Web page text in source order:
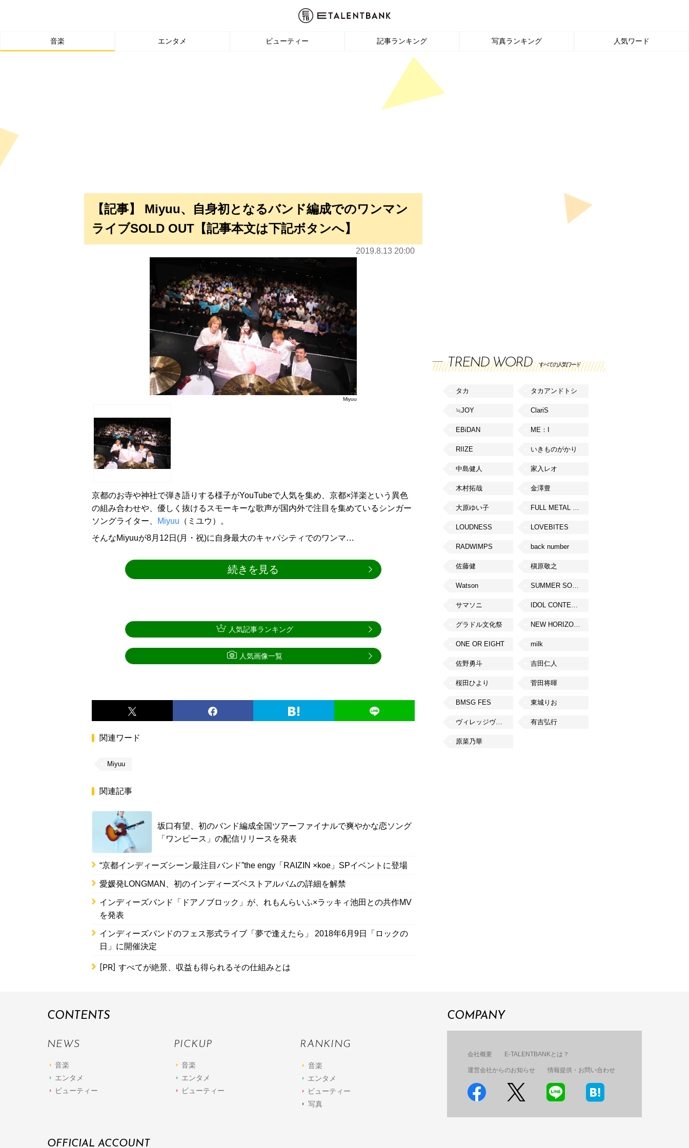
音楽 エンタメ ビューティー 記事ランキング 写真ランキング 人気ワード
【記事】 Miyuu、自身初となるバンド編成でのワンマン
ライブSOLD OUT【記事本文は下記ボタンへ】
2019.8.13 20:00
Miyuu
京都のお寺や神社で弾き語りする様子がYouTubeで人気を集め、京都×洋楽という異色
の組み合わせや、優しく抜けるスモーキーな歌声が国内外で注目を集めているシンガー
ソングライター、
Miyuu （ミユウ）。
そんなMiyuuが8月12日(月・祝)に自身最大のキャパシティでのワンマ…
続きを見る
関連ワード
Miyuu
関連記事
坂口有望、初のバンド編成全国ツアーファイナルで爽やかな恋ソング
「ワンピース」の配信リリースを発表
“京都インディーズシーン最注目バンド”the engy「RAIZIN ×koe」SPイベントに登場
愛媛発LONGMAN、初のインディーズベストアルバムの詳細を解禁
インディーズバンド「ドアノブロック」が、れもんらいふ×ラッキィ池田との共作MV
を発表
インディーズバンドのフェス形式ライブ「夢で逢えたら」 2018年6月9日「ロックの
日」に開催決定
[PR] すべてが絶景、収益も得られるその仕組みとは
人気記事ランキング
人気画像一覧
TREND WORD すべての人気ワード
タカ タカアンドトシ
≒JOY ClariS
EBiDAN ME：I
RIIZE いきものがかり
中島健人 家入レオ
木村拓哉 金澤豊
大原ゆい子 FULL METAL JAPAN 2026
LOUDNESS LOVEBITES
RADWIMPS back number
佐藤健 槇原敬之
Watson SUMMER SONIC
サマソニ IDOL CONTENT EXPO
グラドル文化祭 NEW HORIZON FEST
ONE OR EIGHT milk
佐野勇斗 吉田仁人
桜田ひより 菅田将暉
BMSG FES 東城りお
ヴィレッジヴァンガード 有吉弘行
原菜乃華
CONTENTS
NEWS
音楽
エンタメ
ビューティー
PICKUP
音楽
エンタメ
ビューティー
RANKING
音楽
エンタメ
ビューティー
写真
COMPANY
会社概要 E-TALENTBANKとは？
運営会社からのお知らせ 情報提供・お問い合わせ
OFFICIAL ACCOUNT